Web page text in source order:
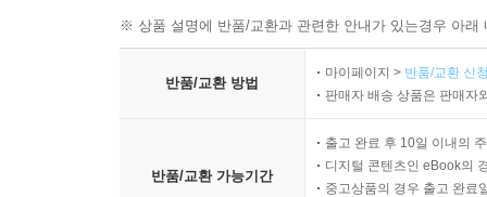
※ 상품 설명에 반품/교환과 관련한 안내가 있는경우 아
반품/교환 방법
마이페이지 > 반품/교환 신
판매자 배송 상품은 판매자
반품/교환 가능기간
출고 완료 후 10일 이내의
디지털 콘텐츠인 eBook의
중고상품의 경우 출고 완료